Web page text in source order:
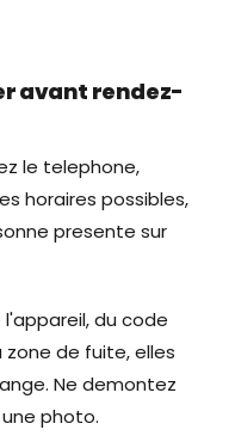
avant rendez-
le telephone,
horaires possibles,
presente sur
du code
de fuite, elles
Ne demontez
photo.